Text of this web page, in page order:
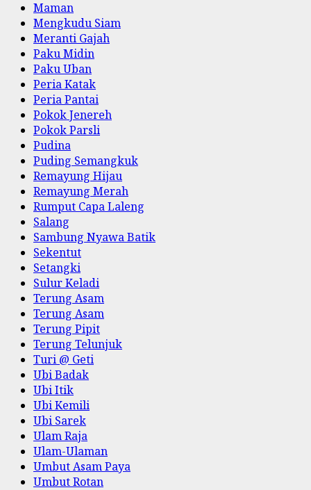
Maman
Mengkudu Siam
Meranti Gajah
Paku Midin
Paku Uban
Peria Katak
Peria Pantai
Pokok Jenereh
Pokok Parsli
Pudina
Puding Semangkuk
Remayung Hijau
Remayung Merah
Rumput Capa Laleng
Salang
Sambung Nyawa Batik
Sekentut
Setangki
Sulur Keladi
Terung Asam
Terung Asam
Terung Pipit
Terung Telunjuk
Turi @ Geti
Ubi Badak
Ubi Itik
Ubi Kemili
Ubi Sarek
Ulam Raja
Ulam-Ulaman
Umbut Asam Paya
Umbut Rotan